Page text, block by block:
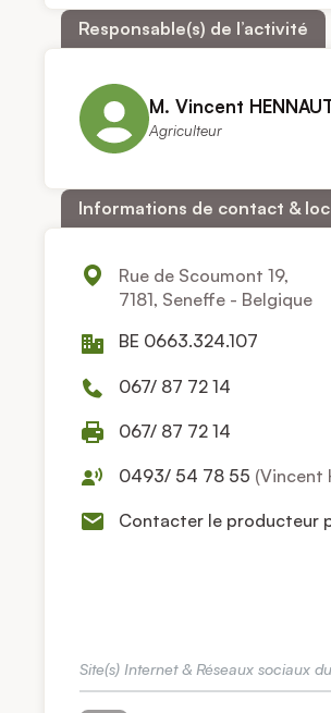
Responsable(s) de l’activité
M. Vincent
Agriculteur
Informations de contact &
Rue de Scoumont 19,
7181, Seneffe - Belgique
BE 0663.324.107
067/ 87 72 14
067/ 87 72 14
0493/ 54 78 55 (Vincent
Contacter le producteur
Site(s) Internet & Réseaux sociaux